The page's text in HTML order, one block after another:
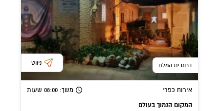
דרום ים המלח ניווט
אירוח כפרי משך: 08:00 שעות
המקום הנמוך בעולם